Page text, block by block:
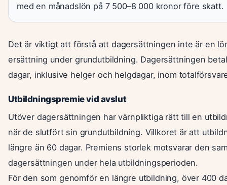
med en månadslön på 7 500–8 000 kronor före skatt.
Det är viktigt att förstå att dagersättningen inte är en
ersättning under grundutbildning. Dagersättningen
dagar, inklusive helger och helgdagar, inom
Utbildningspremie vid avslut
Utöver dagersättningen har värnpliktiga rätt till en
när de slutfört sin grundutbildning. Villkoret är att
längre än 60 dagar. Premiens storlek motsvarar den
dagersättningen under hela utbildningsperioden.
För den som genomför en längre utbildning, över 400